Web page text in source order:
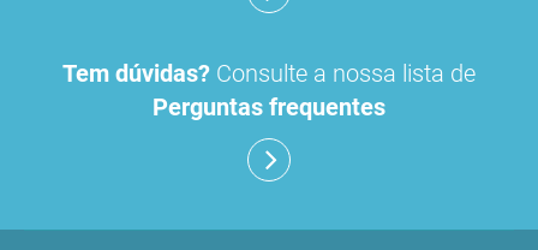
Tem dúvidas? Consulte a nossa lista de
Perguntas frequentes